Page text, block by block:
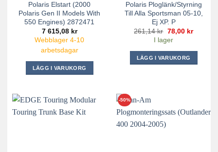
Polaris Elstart (2000
Polaris Gen II Models With
550 Engines) 2872471
7 615,08 kr
Webblager 4-10
arbetsdagar
LÄGG I VARUKORG
Polaris Ploglänk/styrning
Till Alla Sportsman 05-10,
Ej XP. P
261,14kr Det
ursprungliga
priset
var:
261,14 kr.
78,00 krDet
är:
I lager
LÄGG I VARUKORG
-50%